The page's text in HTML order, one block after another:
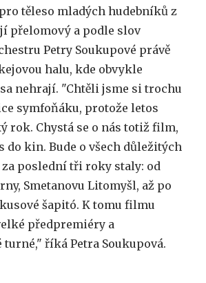
těleso mladých hudebníků z
přelomový a podle slov
Petry Soukupové právě
halu, kde obvykle
nehrají. "Chtěli jsme si trochu
symfoňáku, protože letos
rok. Chystá se o nás totiž film,
do kin. Bude o všech důležitých
za poslední tři roky staly: od
Smetanovu Litomyšl, až po
šapitó. K tomu filmu
předpremiéry a
říká Petra Soukupová.